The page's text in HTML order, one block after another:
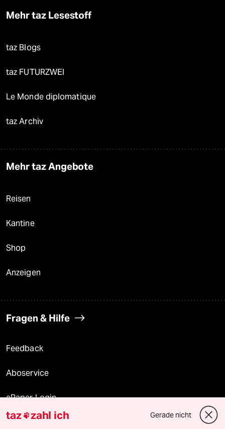
Mehr taz Lesestoff
taz Blogs
taz FUTURZWEI
Le Monde diplomatique
taz Archiv
Mehr taz Angebote
Reisen
Kantine
Shop
Anzeigen
Fragen & Hilfe
Feedback
Aboservice
ePaper Login
Downloads für Abonnierende
taz zahl ich Gerade nicht